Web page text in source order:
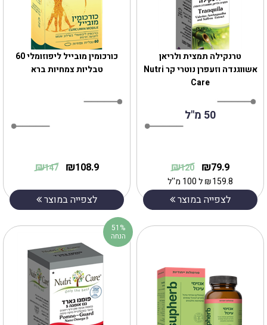
כורכומין מובייל ליפוזומלי 60
טבליות צמחיות ברא
108.9
₪
147
₪
לצפייה במוצר
טרנקילה תמצית ולריאן
אשווגנדה וזעפרן נוטרי קר Nutri
Care
50 מ"ל
79.9
₪
120
₪
159.8
₪ל 100 מ''ל
לצפייה במוצר
51%
הנחה